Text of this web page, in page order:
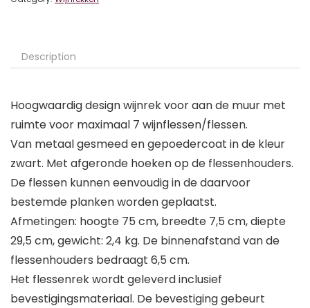
Description
Hoogwaardig design wijnrek voor aan de muur met
ruimte voor maximaal 7 wijnflessen/flessen.
Van metaal gesmeed en gepoedercoat in de kleur
zwart. Met afgeronde hoeken op de flessenhouders.
De flessen kunnen eenvoudig in de daarvoor
bestemde planken worden geplaatst.
Afmetingen: hoogte 75 cm, breedte 7,5 cm, diepte
29,5 cm, gewicht: 2,4 kg. De binnenafstand van de
flessenhouders bedraagt 6,5 cm.
Het flessenrek wordt geleverd inclusief
bevestigingsmateriaal. De bevestiging gebeurt